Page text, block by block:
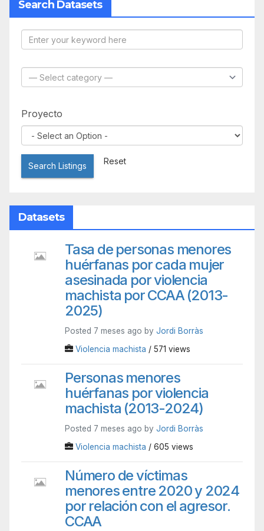
Search Datasets
Proyecto
Search Listings Reset
Datasets
Tasa de personas menores
huérfanas por cada mujer
asesinada por violencia
machista por CCAA (2013-
2025)
Posted 7 meses ago by Jordi Borràs
Violencia machista / 571 views
Personas menores
huérfanas por violencia
machista (2013-2024)
Posted 7 meses ago by Jordi Borràs
Violencia machista / 605 views
Número de víctimas
menores entre 2020 y 2024
por relación con el agresor.
CCAA